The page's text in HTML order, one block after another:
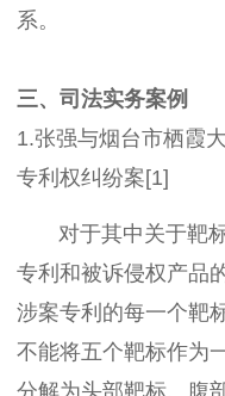
系。
三、司法实务案例
1.张强与烟台市栖霞
专利权纠纷案[1]
对于其中关于靶标
专利和被诉侵权产品
涉案专利的每一个靶
不能将五个靶标作为
分解为头部靶标、腹